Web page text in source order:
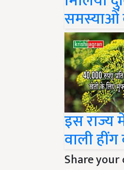
समस्याओं
इस राज्य
वाली
Share